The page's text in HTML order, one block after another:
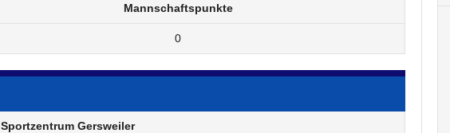
Mannschaftspunkte
0
Sportzentrum Gersweiler